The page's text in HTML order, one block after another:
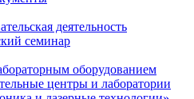
деятельность
семинар
оборудованием
центры и лаборатории